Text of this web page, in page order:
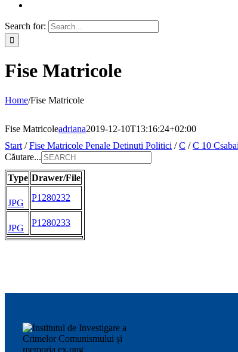
Search for:
Fise Matricole
Home/Fise Matricole
Fise Matricoleadriana2019-12-10T13:16:24+02:00
Start /Fise Matricole Penale Detinuti Politici /C /C 10
Căutare...
Type Drawer/File
JPG
P1280232
JPG
P1280233